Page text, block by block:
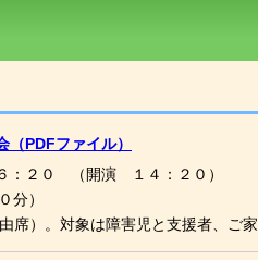
PDFファイル）
：２０ （開演 １４：２０）
分）
席）。対象は障害児と支援者、ご